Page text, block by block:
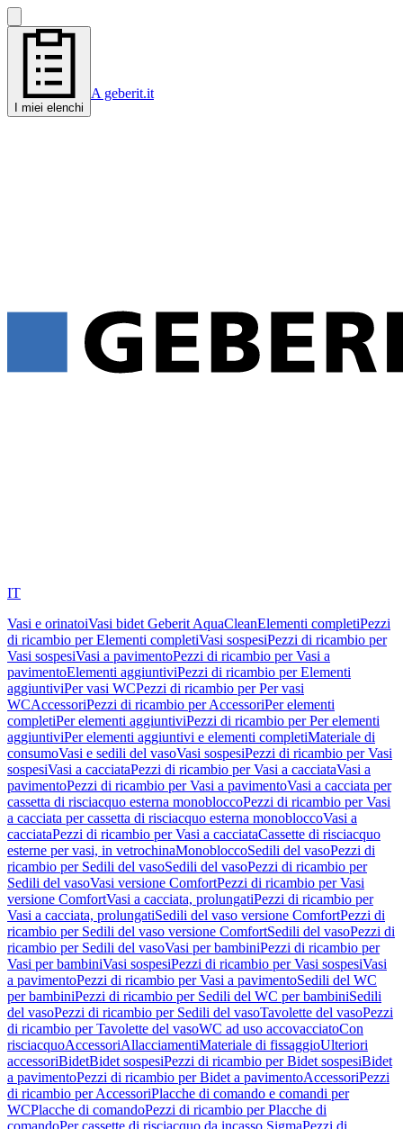
I miei elenchi
A geberit.it
IT
Vasi e orinatoiVasi bidet Geberit AquaCleanElementi completiPezzi
di ricambio per Elementi completiVasi sospesiPezzi di ricambio per
Vasi sospesiVasi a pavimentoPezzi di ricambio per Vasi a
pavimentoElementi aggiuntiviPezzi di ricambio per Elementi
aggiuntiviPer vasi WCPezzi di ricambio per Per vasi
WCAccessoriPezzi di ricambio per AccessoriPer elementi
completiPer elementi aggiuntiviPezzi di ricambio per Per elementi
aggiuntiviPer elementi aggiuntivi e elementi completiMateriale di
consumoVasi e sedili del vasoVasi sospesiPezzi di ricambio per Vasi
sospesiVasi a cacciataPezzi di ricambio per Vasi a cacciataVasi a
pavimentoPezzi di ricambio per Vasi a pavimentoVasi a cacciata per
cassetta di risciacquo esterna monobloccoPezzi di ricambio per Vasi
a cacciata per cassetta di risciacquo esterna monobloccoVasi a
cacciataPezzi di ricambio per Vasi a cacciataCassette di risciacquo
esterne per vasi, in vetrochinaMonobloccoSedili del vasoPezzi di
ricambio per Sedili del vasoSedili del vasoPezzi di ricambio per
Sedili del vasoVasi versione ComfortPezzi di ricambio per Vasi
versione ComfortVasi a cacciata, prolungatiPezzi di ricambio per
Vasi a cacciata, prolungatiSedili del vaso versione ComfortPezzi di
ricambio per Sedili del vaso versione ComfortSedili del vasoPezzi di
ricambio per Sedili del vasoVasi per bambiniPezzi di ricambio per
Vasi per bambiniVasi sospesiPezzi di ricambio per Vasi sospesiVasi
a pavimentoPezzi di ricambio per Vasi a pavimentoSedili del WC
per bambiniPezzi di ricambio per Sedili del WC per bambiniSedili
del vasoPezzi di ricambio per Sedili del vasoTavolette del vasoPezzi
di ricambio per Tavolette del vasoWC ad uso accovacciatoCon
risciacquoAccessoriAllacciamentiMateriale di fissaggioUlteriori
accessoriBidetBidet sospesiPezzi di ricambio per Bidet sospesiBidet
a pavimentoPezzi di ricambio per Bidet a pavimentoAccessoriPezzi
di ricambio per AccessoriPlacche di comando e comandi per
WCPlacche di comandoPezzi di ricambio per Placche di
comandoPer cassette di risciacquo da incasso SigmaPezzi di